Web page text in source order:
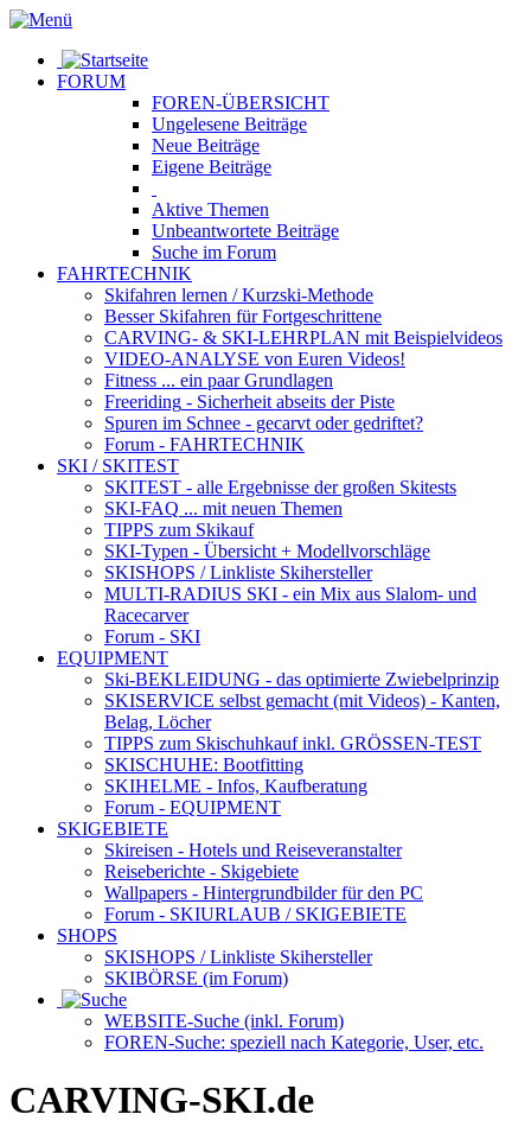
FORUM
FOREN-ÜBERSICHT
Ungelesene Beiträge
Neue Beiträge
Eigene Beiträge
Aktive Themen
Unbeantwortete Beiträge
Suche im Forum
FAHRTECHNIK
Skifahren lernen / Kurzski-Methode
Besser Skifahren für Fortgeschrittene
CARVING- & SKI-LEHRPLAN mit Beispielvideos
VIDEO-ANALYSE von Euren Videos!
Fitness ... ein paar Grundlagen
Freeriding - Sicherheit abseits der Piste
Spuren im Schnee - gecarvt oder gedriftet?
Forum - FAHRTECHNIK
SKI / SKITEST
SKITEST - alle Ergebnisse der großen Skitests
SKI-FAQ ... mit neuen Themen
TIPPS zum Skikauf
SKI-Typen - Übersicht + Modellvorschläge
SKISHOPS / Linkliste Skihersteller
MULTI-RADIUS SKI - ein Mix aus Slalom- und
Racecarver
Forum - SKI
EQUIPMENT
Ski-BEKLEIDUNG - das optimierte Zwiebelprinzip
SKISERVICE selbst gemacht (mit Videos) - Kanten,
Belag, Löcher
TIPPS zum Skischuhkaufinkl. GRÖSSEN-TEST
SKISCHUHE: Bootfitting
SKIHELME - Infos, Kaufberatung
Forum - EQUIPMENT
SKIGEBIETE
Skireisen - Hotels und Reiseveranstalter
Reiseberichte - Skigebiete
Wallpapers - Hintergrundbilder für den PC
Forum - SKIURLAUB / SKIGEBIETE
SHOPS
SKISHOPS / Linkliste Skihersteller
SKIBÖRSE (im Forum)
WEBSITE-Suche (inkl. Forum)
FOREN-Suche: speziell nach Kategorie, User, etc.
CARVING-SKI.de